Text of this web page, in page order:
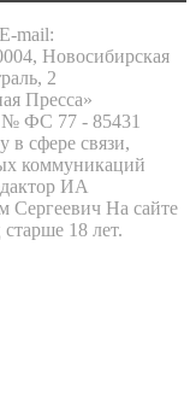
mail:
Новосибирская
2
Пресса»
ФС 77 - 85431
в сфере связи,
коммуникаций
ИА
Сергеевич На сайте
18 лет.